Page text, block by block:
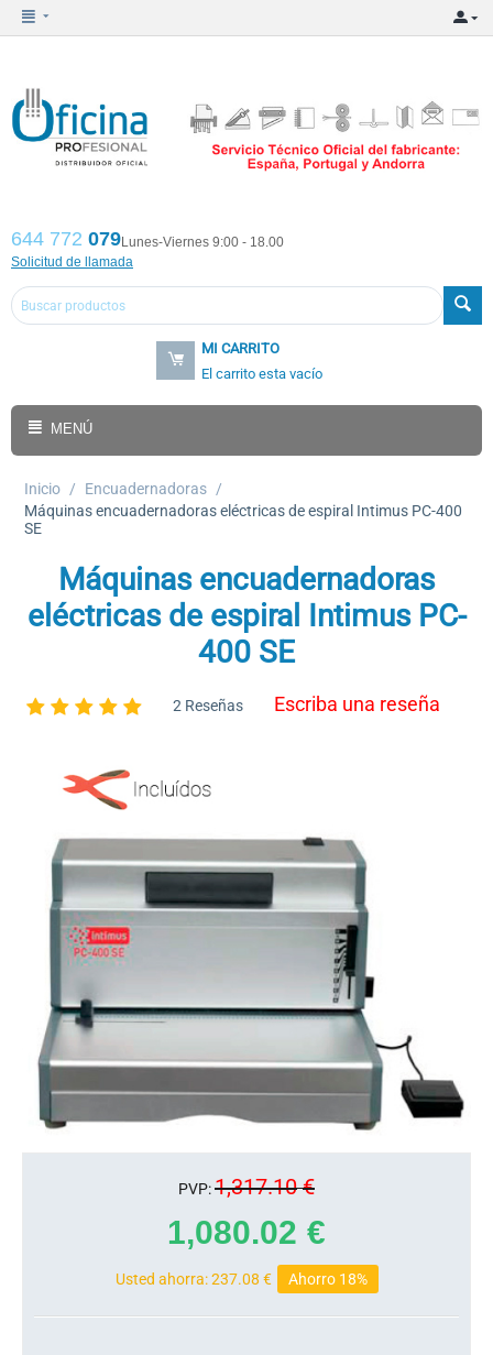
644 772 079Lunes-Viernes 9:00 - 18.00
Solicitud de llamada
MI CARRITO
El carrito esta vacío
MENÚ
Inicio / Encuadernadoras /
Máquinas encuadernadoras eléctricas de espiral Intimus PC-400
SE
Máquinas encuadernadoras
eléctricas de espiral Intimus PC-
400 SE
2 Reseñas Escriba una reseña
PVP:1,317.10 €
1,080.02 €
Usted ahorra:237.08 € Ahorro 18%